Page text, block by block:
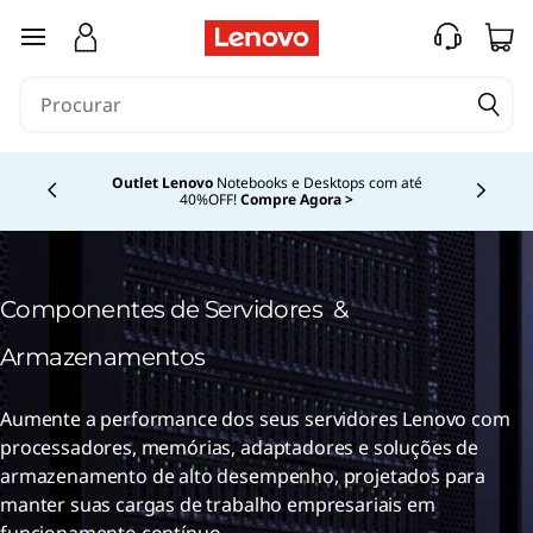
v
o
s
e
r
v
saltar para o conteúdo principal
Outlet Lenovo Notebooks e Desktops com até
40%OFF!Compre Agora >
Currently displaying item 4 of
Componentes de Servidores &
Armazenamentos
Aumente a performance dos seus servidores Lenovo com
processadores, memórias, adaptadores e soluções de
armazenamento de alto desempenho, projetados para
manter suas cargas de trabalho empresariais em